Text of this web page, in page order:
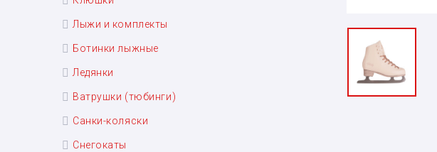
Лыжи и комплекты
Ботинки лыжные
Ледянки
Ватрушки (тюбинги)
Санки-коляски
Снегокаты